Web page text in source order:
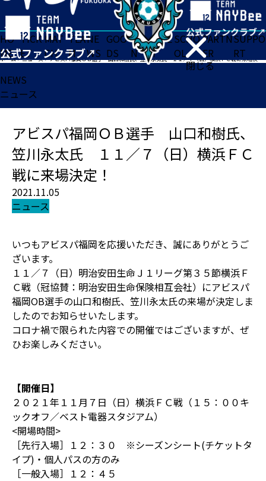
閉じる
HO
ME
TICK
ET
MAT
CH
TEA
M
NE
WS
GOO
DS
FA
N
ACADE
MY
SCHO
OL
PARTN
ER
SUPPO
RT
ホーム>ニュース>アビスパ福岡ＯＢ選手 山口和樹氏、笠川永太氏 １１／７（日）横浜ＦＣ戦に来場決定！
NEWS
ニュース
アビスパ福岡ＯＢ選手 山口和樹氏、
笠川永太氏 １１／７（日）横浜ＦＣ
戦に来場決定！
2021.11.05
ニュース
いつもアビスパ福岡を応援いただき、誠にありがとうご
ざいます。
１１／７（日）明治安田生命Ｊ１リーグ第３５節横浜Ｆ
Ｃ戦（冠協賛：明治安田生命保険相互会社）にアビスパ
福岡OB選手の山口和樹氏、笠川永太氏の来場が決定しま
したのでお知らせいたします。
コロナ禍で限られた内容での開催ではございますが、ぜ
ひお楽しみください。
【開催日】
２０２１年１１月７日（日）横浜ＦＣ戦（１５：００キ
ックオフ／ベスト電器スタジアム）
<開場時間>
［先行入場］１２：３０ ※シーズンシート(チケットタ
イプ)・個人パスの方のみ
［一般入場］１２：４５